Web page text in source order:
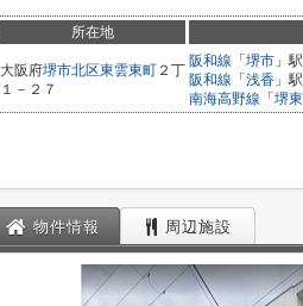
所在地
大阪府堺市北区東雲東町 ２丁
１－２７
阪和線 「 堺市 」
阪和線 「 浅香 」
南海高野線 「 堺東
物件情報 周辺施設